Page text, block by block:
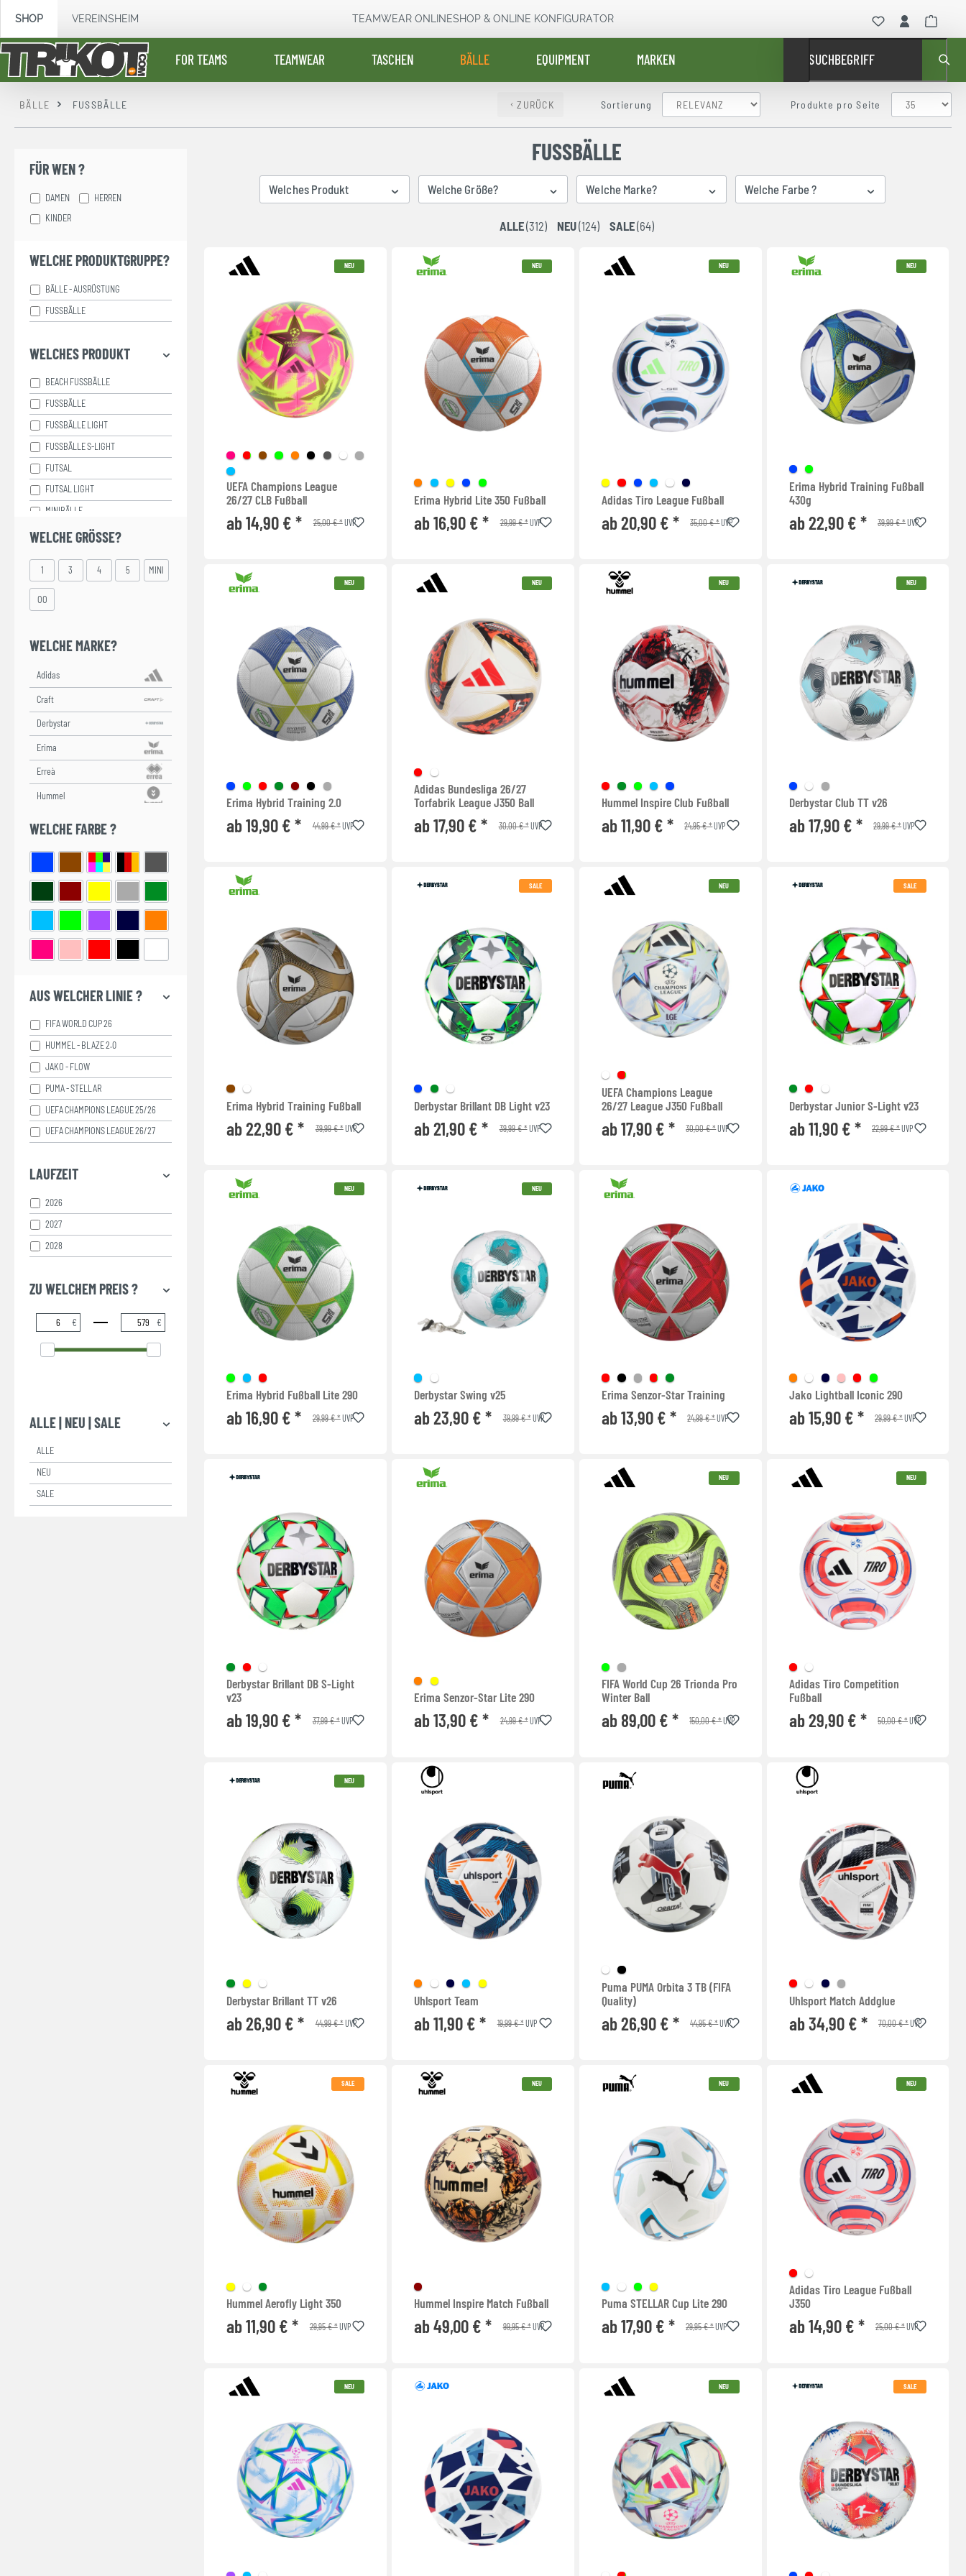
Zur Hauptnavigation springen
SHOP VEREINSHEIM TEAMWEAR ONLINESHOP & ONLINE KONFIGURATOR
FOR TEAMS TEAMWEAR TASCHEN BÄLLE EQUIPMENT MARKEN SUCHBEGRIFF
ZURÜCK
BÄLLE FUSSBÄLLE Sortierung Produkte pro Seite
FÜR WEN ?
DAMEN HERREN
KINDER
WELCHE PRODUKTGRUPPE?
BÄLLE - AUSRÜSTUNG
FUSSBÄLLE
WELCHES PRODUKT
BEACH FUSSBÄLLE
FUSSBÄLLE
FUSSBÄLLE LIGHT
FUSSBÄLLE S-LIGHT
FUTSAL
FUTSAL LIGHT
MINIBÄLLE
SCHULBÄLLE
SPEZIALBÄLLE
WELCHE GRÖSSE?
1 3 4 5 MINI
OO
WELCHE MARKE?
WELCHE FARBE ?
AUS WELCHER LINIE ?
FIFA WORLD CUP 26
HUMMEL - BLAZE 2.0
JAKO - FLOW
PUMA - STELLAR
UEFA CHAMPIONS LEAGUE 25/26
UEFA CHAMPIONS LEAGUE 26/27
LAUFZEIT
2026
2027
2028
ZU WELCHEM PREIS ?
€ €
ALLE | NEU | SALE
ALLE
NEU
SALE
FUSSBÄLLE
Welches Produkt Welche Größe? Welche Marke? Welche Farbe ?
ALLE(312) NEU(124) SALE(64)
NEU
UEFA Champions League
26/27 CLB Fußball
ab 14,90 € * 25,00 € *UVP
NEU
Erima Hybrid Lite 350 Fußball
ab 16,90 € * 29,99 € *UVP
NEU
Adidas Tiro League Fußball
ab 20,90 € * 35,00 € *UVP
NEU
Erima Hybrid Training Fußball
430g
ab 22,90 € * 39,99 € *UVP
NEU
Erima Hybrid Training 2.0
ab 19,90 € * 44,99 € *UVP
NEU
Adidas Bundesliga 26/27
Torfabrik League J350 Ball
ab 17,90 € * 30,00 € *UVP
NEU
Hummel Inspire Club Fußball
ab 11,90 € * 24,95 € *UVP
NEU
Derbystar Club TT v26
ab 17,90 € * 29,99 € *UVP
Erima Hybrid Training Fußball
ab 22,90 € * 39,99 € *UVP
SALE
Derbystar Brillant DB Light v23
ab 21,90 € * 39,99 € *UVP
NEU
UEFA Champions League
26/27 League J350 Fußball
ab 17,90 € * 30,00 € *UVP
SALE
Derbystar Junior S-Light v23
ab 11,90 € * 22,99 € *UVP
NEU
Erima Hybrid Fußball Lite 290
ab 16,90 € * 29,99 € *UVP
NEU
Derbystar Swing v25
ab 23,90 € * 39,99 € *UVP
Erima Senzor-Star Training
ab 13,90 € * 24,99 € *UVP
Jako Lightball Iconic 290
ab 15,90 € * 29,99 € *UVP
Derbystar Brillant DB S-Light
v23
ab 19,90 € * 37,99 € *UVP
Erima Senzor-Star Lite 290
ab 13,90 € * 24,99 € *UVP
NEU
FIFA World Cup 26 Trionda Pro
Winter Ball
ab 89,00 € * 150,00 € *UVP
NEU
Adidas Tiro Competition
Fußball
ab 29,90 € * 50,00 € *UVP
NEU
Derbystar Brillant TT v26
ab 26,90 € * 44,99 € *UVP
Uhlsport Team
ab 11,90 € * 19,99 € *UVP
Puma PUMA Orbita 3 TB (FIFA
Quality)
ab 26,90 € * 44,95 € *UVP
Uhlsport Match Addglue
ab 34,90 € * 70,00 € *UVP
SALE
Hummel Aerofly Light 350
ab 11,90 € * 29,95 € *UVP
NEU
Hummel Inspire Match Fußball
ab 49,00 € * 99,95 € *UVP
NEU
Puma STELLAR Cup Lite 290
ab 17,90 € * 29,95 € *UVP
NEU
Adidas Tiro League Fußball
J350
ab 14,90 € * 25,00 € *UVP
NEU NEU SALE